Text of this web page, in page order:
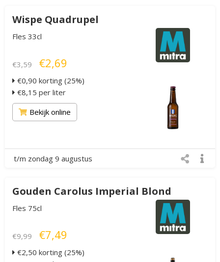
Wispe Quadrupel
Fles 33cl
€3,59 €2,69
€0,90 korting (25%)
€8,15 per liter
Bekijk online
t/m zondag 9 augustus
Gouden Carolus Imperial Blond
Fles 75cl
€9,99 €7,49
€2,50 korting (25%)